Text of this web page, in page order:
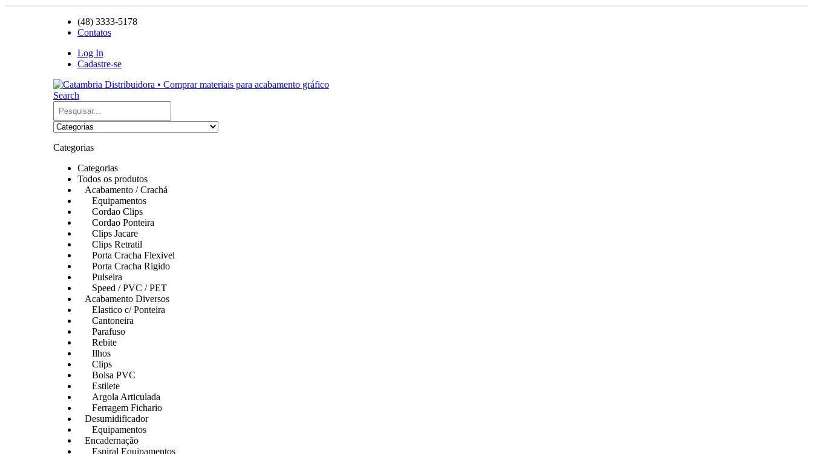
(48) 3333-5178
Contatos
Log In
Cadastre-se
Search
Categorias
Categorias
Todos os produtos
Acabamento / Crachá
Equipamentos
Cordao Clips
Cordao Ponteira
Clips Jacare
Clips Retratil
Porta Cracha Flexivel
Porta Cracha Rigido
Pulseira
Speed / PVC / PET
Acabamento Diversos
Elastico c/ Ponteira
Cantoneira
Parafuso
Rebite
Ilhos
Clips
Bolsa PVC
Estilete
Argola Articulada
Ferragem Fichario
Desumidificador
Equipamentos
Encadernação
Espiral Equipamentos